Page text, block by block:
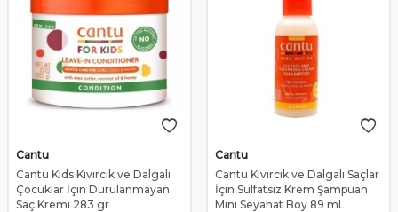
Cantu
Cantu Kids Kıvırcık ve Dalgalı
Çocuklar İçin Durulanmayan
Saç Kremi 283 gr
Cantu
Cantu Kıvırcık ve Dalgalı Saçlar
İçin Sülfatsız Krem Şampuan
Mini Seyahat Boy 89 mL